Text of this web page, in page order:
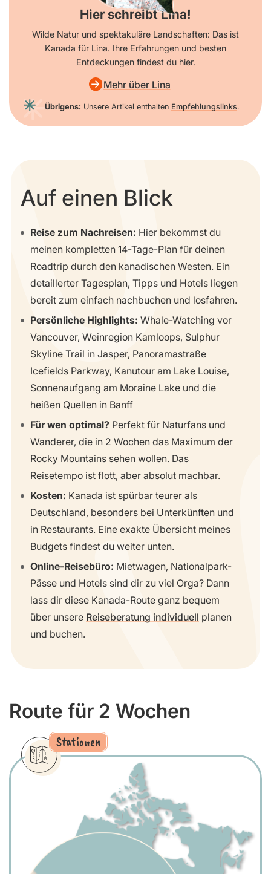
Hier schreibt Lina!
Wilde Natur und spektakuläre Landschaften: Das ist
Kanada für Lina. Ihre Erfahrungen und besten
Entdeckungen findest du hier.
Mehr über Lina
Übrigens: Unsere Artikel enthalten Empfehlungslinks.
Auf einen Blick
Reise zum Nachreisen: Hier bekommst du
meinen kompletten 14-Tage-Plan für deinen
Roadtrip durch den kanadischen Westen. Ein
detaillerter Tagesplan, Tipps und Hotels liegen
bereit zum einfach nachbuchen und losfahren.
Persönliche Highlights: Whale-Watching vor
Vancouver, Weinregion Kamloops, Sulphur
Skyline Trail in Jasper, Panoramastraße
Icefields Parkway, Kanutour am Lake Louise,
Sonnenaufgang am Moraine Lake und die
heißen Quellen in Banff
Für wen optimal? Perfekt für Naturfans und
Wanderer, die in 2 Wochen das Maximum der
Rocky Mountains sehen wollen. Das
Reisetempo ist flott, aber absolut machbar.
Kosten: Kanada ist spürbar teurer als
Deutschland, besonders bei Unterkünften und
in Restaurants. Eine exakte Übersicht meines
Budgets findest du weiter unten.
Online-Reisebüro: Mietwagen, Nationalpark-
Pässe und Hotels sind dir zu viel Orga? Dann
lass dir diese Kanada-Route ganz bequem
über unsere Reiseberatung individuell planen
und buchen.
Route für 2 Wochen
Stationen